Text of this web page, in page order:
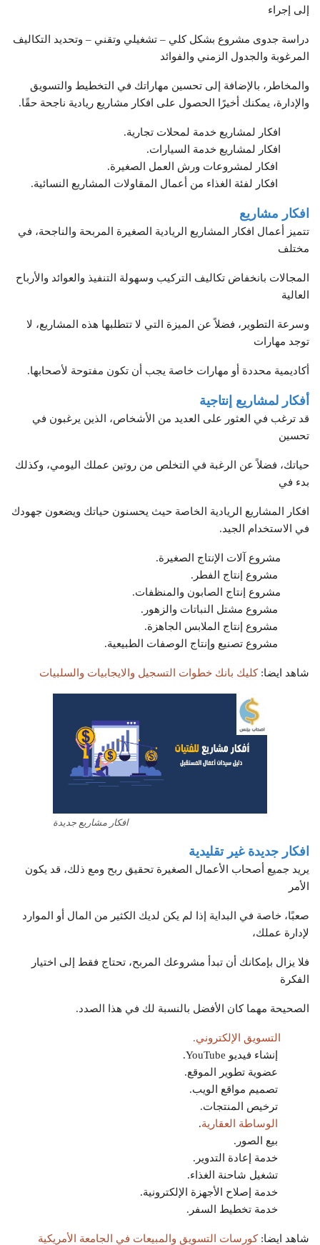
إلى إجراء
دراسة جدوى مشروع بشكل كلي – تشغيلي وتقني – وتحديد التكاليف
المرغوبة والجدول الزمني والفوائد
والمخاطر، بالإضافة إلى تحسين مهاراتك في التخطيط والتسويق
والإدارة، يمكنك أخيرًا الحصول على افكار مشاريع ريادية ناجحة حقًا.
افكار لمشاريع خدمة لمحلات تجارية.
افكار لمشاريع خدمة السيارات.
افكار لمشروعات ورش العمل الصغيرة.
افكار لفئة الغذاء من أعمال المقاولات المشاريع النسائية.
افكار مشاريع
تتميز أعمال افكار المشاريع الريادية الصغيرة المربحة والناجحة، في
مختلف
المجالات بانخفاض تكاليف التركيب وسهولة التنفيذ والعوائد والأرباح
العالية
وسرعة التطوير، فضلاً عن الميزة التي لا تتطلبها هذه المشاريع، لا
توجد مهارات
أكاديمية محددة أو مهارات خاصة يجب أن تكون مفتوحة لأصحابها.
أفكار لمشاريع إنتاجية
قد ترغب في العثور على العديد من الأشخاص، الذين يرغبون في
تحسين
حياتك، فضلاً عن الرغبة في التخلص من روتين عملك اليومي، وكذلك
بدء في
افكار المشاريع الريادية الخاصة حيث يحسنون حياتك ويضعون جهودك
في الاستخدام الجيد.
مشروع آلات الإنتاج الصغيرة.
مشروع إنتاج الفطر.
مشروع إنتاج الصابون والمنظفات.
مشروع مشتل النباتات والزهور.
مشروع إنتاج الملابس الجاهزة.
مشروع تصنيع وإنتاج الوصفات الطبيعية.
شاهد ايضا:كليك بانك خطوات التسجيل والايجابيات والسلبيات
افكار مشاريع جديدة
افكار جديدة غير تقليدية
يريد جميع أصحاب الأعمال الصغيرة تحقيق ربح ومع ذلك، قد يكون
الأمر
صعبًا، خاصة في البداية إذا لم يكن لديك الكثير من المال أو الموارد
لإدارة عملك،
فلا يزال بإمكانك أن تبدأ مشروعك المربح، تحتاج فقط إلى اختيار
الفكرة
الصحيحة مهما كان الأفضل بالنسبة لك في هذا الصدد.
التسويق الإلكتروني.
إنشاء فيديو YouTube.
عضوية تطوير الموقع.
تصميم مواقع الويب.
ترخيص المنتجات.
الوساطة العقارية.
بيع الصور.
خدمة إعادة التدوير.
تشغيل شاحنة الغذاء.
خدمة إصلاح الأجهزة الإلكترونية.
خدمة تخطيط السفر.
شاهد ايضا:كورسات التسويق والمبيعات في الجامعة الأمريكية